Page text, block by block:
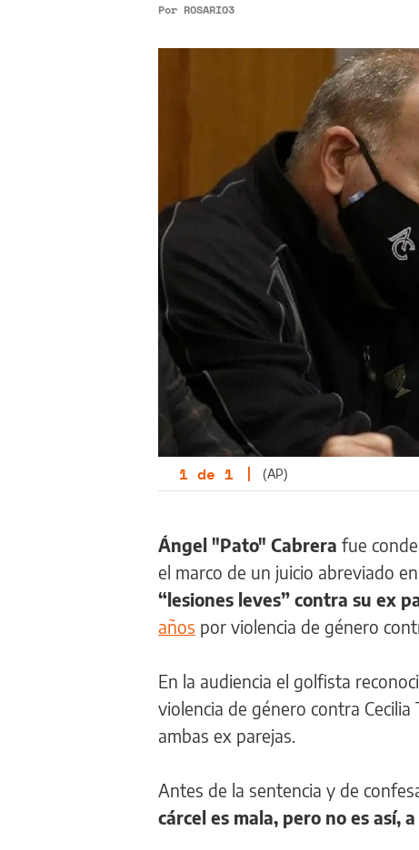
Por ROSARIO3
1 de 1 | (AP)
Ángel "Pato" Cabrera fue
el marco de un juicio abreviado
“lesiones leves” contra su ex
años por violencia de género
En la audiencia el golfista
violencia de género contra
ambas ex parejas.
Antes de la sentencia y de
cárcel es mala, pero no es así,